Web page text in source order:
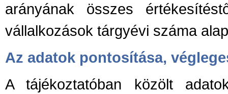
arányának összes
vállalkozások tárgyévi száma
Az adatok pontosítása,
A tájékoztatóban közölt